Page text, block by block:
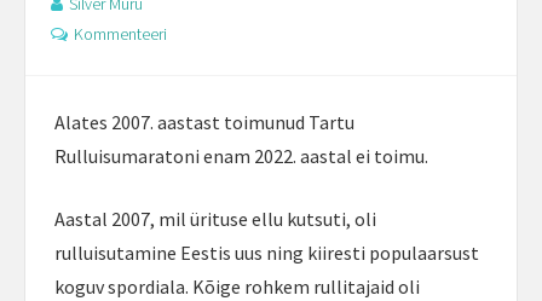
Kommenteeri
Alates 2007. aastast toimunud Tartu
Rulluisumaratoni enam 2022. aastal ei toimu.
Aastal 2007, mil ürituse ellu kutsuti, oli
rulluisutamine Eestis uus ning kiiresti populaarsust
koguv spordiala. Kõige rohkem rullitajaid oli